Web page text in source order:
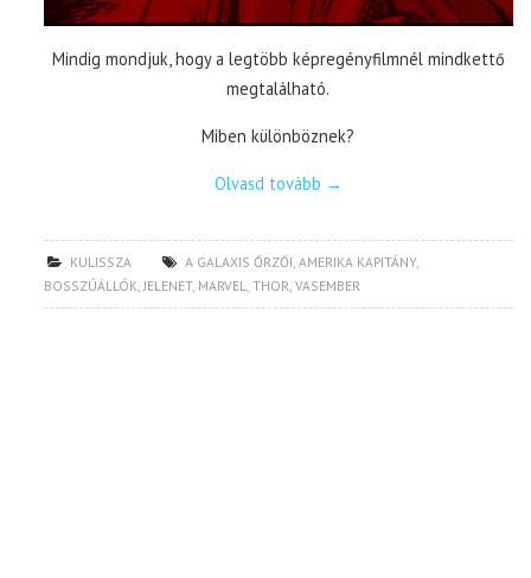
Mindig mondjuk, hogy a legtöbb képregényfilmnél mindkettő
megtalálható.
Miben különböznek?
Olvasd tovább →
KULISSZA A GALAXIS ŐRZŐI ,AMERIKA KAPITÁNY,
BOSSZÚÁLLÓK JELENET, MARVEL ,THOR ,VASEMBER